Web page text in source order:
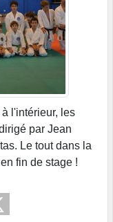
l'intérieur, les
par Jean
Le tout dans la
fin de stage !